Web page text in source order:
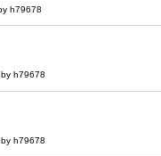
h79678
by h79678
by h79678